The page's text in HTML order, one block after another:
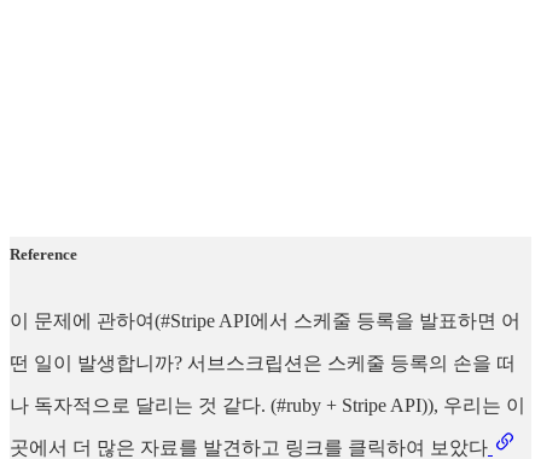
Reference
이 문제에 관하여(#Stripe API에서 스케줄 등록을 발표하면 어
떤 일이 발생합니까? 서브스크립션은 스케줄 등록의 손을 떠
나 독자적으로 달리는 것 같다. (#ruby + Stripe API)), 우리는 이
곳에서 더 많은 자료를 발견하고 링크를 클릭하여 보았다